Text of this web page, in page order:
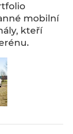
mobilní
kteří